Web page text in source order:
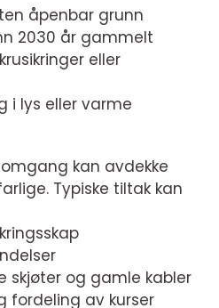
åpenbar grunn
2030 år gammelt
eller
i lys eller varme
kan avdekke
Typiske tiltak kan
skjøter og gamle kabler
fordeling av kurser